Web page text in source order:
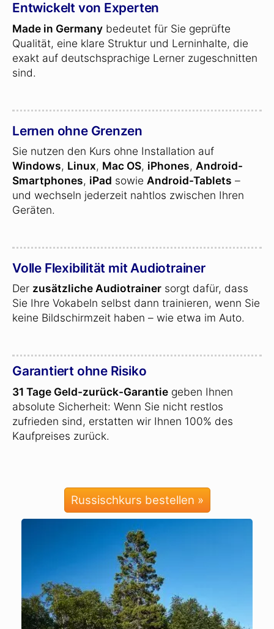
Entwickelt von Experten
Made in Germany bedeutet für Sie geprüfte
Qualität, eine klare Struktur und Lerninhalte, die
exakt auf deutschsprachige Lerner zugeschnitten
sind.
Lernen ohne Grenzen
Sie nutzen den Kurs ohne Installation auf
Windows, Linux, Mac OS, iPhones, Android-
Smartphones, iPad sowie Android-Tablets –
und wechseln jederzeit nahtlos zwischen Ihren
Geräten.
Volle Flexibilität mit Audiotrainer
Der zusätzliche Audiotrainer sorgt dafür, dass
Sie Ihre Vokabeln selbst dann trainieren, wenn Sie
keine Bildschirmzeit haben – wie etwa im Auto.
Garantiert ohne Risiko
31 Tage Geld-zurück-Garantie geben Ihnen
absolute Sicherheit: Wenn Sie nicht restlos
zufrieden sind, erstatten wir Ihnen 100% des
Kaufpreises zurück.
Russischkurs bestellen »